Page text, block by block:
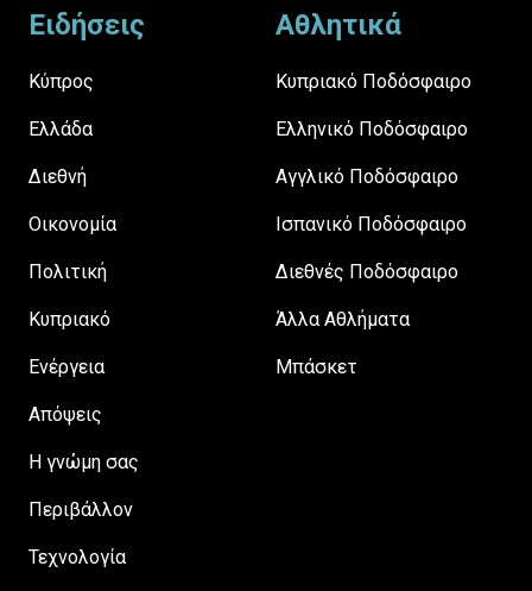
Ειδήσεις
Κύπρος
Ελλάδα
Διεθνή
Οικονομία
Πολιτική
Κυπριακό
Ενέργεια
Απόψεις
H γνώμη σας
Περιβάλλον
Τεχνολογία
Αθλητικά
Κυπριακό Ποδόσφαιρο
Ελληνικό Ποδόσφαιρο
Αγγλικό Ποδόσφαιρο
Ισπανικό Ποδόσφαιρο
Διεθνές Ποδόσφαιρο
Άλλα Αθλήματα
Μπάσκετ